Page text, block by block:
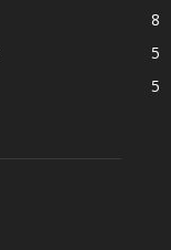
8
5
5